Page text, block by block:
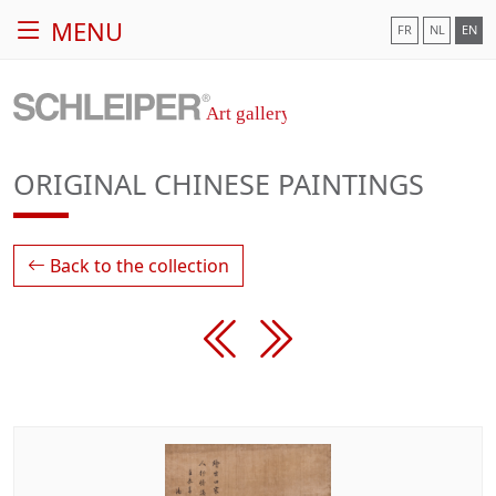
MENU FR NL EN
ORIGINAL CHINESE PAINTINGS
Back to the collection